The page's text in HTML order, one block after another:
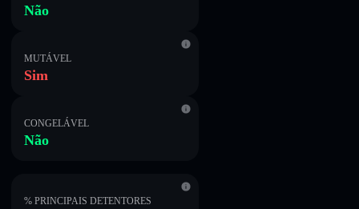
Não
MUTÁVEL
Sim
CONGELÁVEL
Não
% PRINCIPAIS DETENTORES